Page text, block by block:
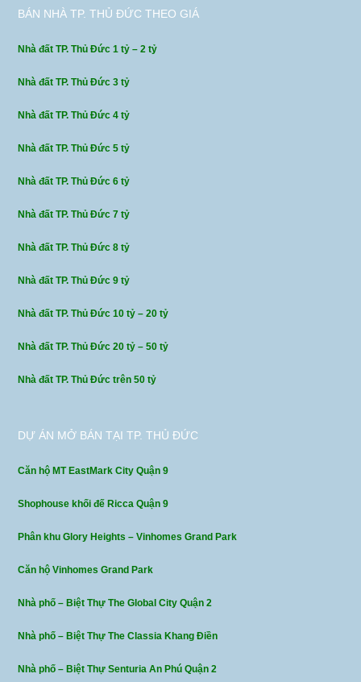
BÁN NHÀ TP. THỦ ĐỨC THEO GIÁ
Nhà đất TP. Thủ Đức 1 tỷ – 2 tỷ
Nhà đất TP. Thủ Đức 3 tỷ
Nhà đất TP. Thủ Đức 4 tỷ
Nhà đất TP. Thủ Đức 5 tỷ
Nhà đất TP. Thủ Đức 6 tỷ
Nhà đất TP. Thủ Đức 7 tỷ
Nhà đất TP. Thủ Đức 8 tỷ
Nhà đất TP. Thủ Đức 9 tỷ
Nhà đất TP. Thủ Đức 10 tỷ – 20 tỷ
Nhà đất TP. Thủ Đức 20 tỷ – 50 tỷ
Nhà đất TP. Thủ Đức trên 50 tỷ
DỰ ÁN MỞ BÁN TẠI TP. THỦ ĐỨC
Căn hộ MT EastMark City Quận 9
Shophouse khối đế Ricca Quận 9
Phân khu Glory Heights – Vinhomes Grand Park
Căn hộ Vinhomes Grand Park
Nhà phố – Biệt Thự The Global City Quận 2
Nhà phố – Biệt Thự The Classia Khang Điền
Nhà phố – Biệt Thự Senturia An Phú Quận 2